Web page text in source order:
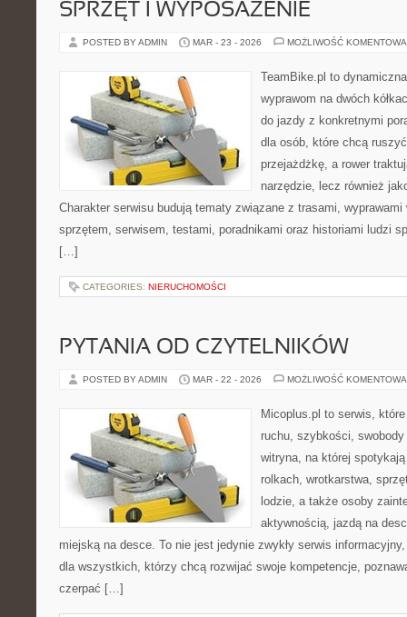
SPRZĘT I WYPOSAŻENIE
POSTED BY ADMIN MAR - 23 - 2026 MOŻLIWOŚĆ
TeamBike.pl to
wyprawom na dwóch
do jazdy z konkretnymi
dla osób, które chcą
przejażdżkę, a rower
narzędzie, lecz również
Charakter serwisu budują tematy związane z trasami,
sprzętem, serwisem, testami, poradnikami oraz historiami ludzi
[…]
CATEGORIES: NIERUCHOMOŚCI
PYTANIA OD CZYTELNIKÓW
POSTED BY ADMIN MAR - 22 - 2026 MOŻLIWOŚĆ
Micoplus.pl to serwis,
ruchu, szybkości,
witryna, na której
rolkach, wrotkarstwa,
lodzie, a także osoby
aktywnością, jazdą na
miejską na desce. To nie jest jedynie zwykły serwis
dla wszystkich, którzy chcą rozwijać swoje kompetencje,
czerpać […]